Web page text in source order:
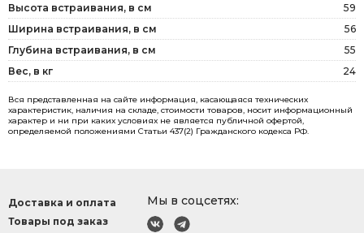
Высота встраивания, в см
59
Ширина встраивания, в см
56
Глубина встраивания, в см
55
Вес, в кг
24
Вся представленная на сайте информация, касающаяся технических
характеристик, наличия на складе, стоимости товаров, носит информационный
характер и ни при каких условиях не является публичной офертой,
определяемой положениями Статьи 437(2) Гражданского кодекса РФ.
Мы в соцсетях:
Доставка и оплата
Товары под заказ